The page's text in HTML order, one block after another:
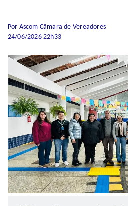
Por Ascom Câmara de Vereadores
24/06/2026 22h33